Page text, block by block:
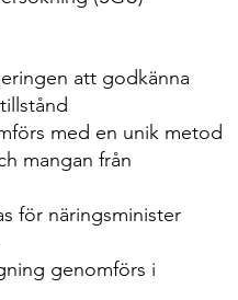
att godkänna
med en unik metod
mangan från
för näringsminister
genomförs i